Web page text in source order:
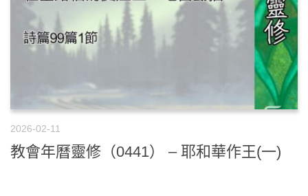
2026-02-11
教會年曆靈修（0441） – 耶和華作王(一)